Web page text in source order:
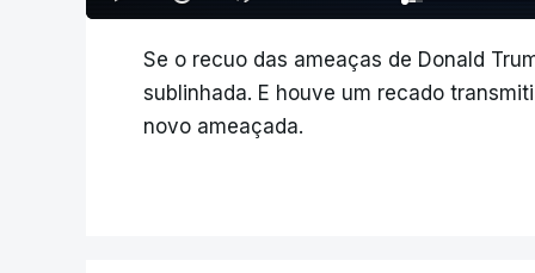
Se o recuo das ameaças de Donald
sublinhada. E houve um recado
novo ameaçada.